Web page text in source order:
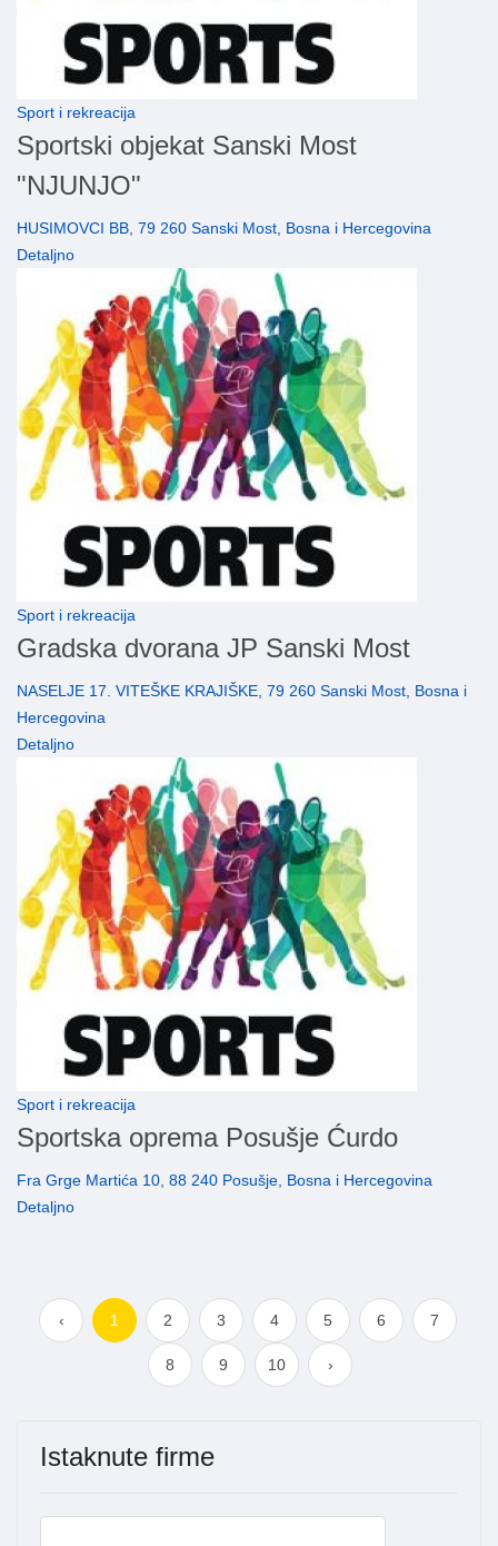
Sport i rekreacija
Sportski objekat Sanski Most
"NJUNJO"
HUSIMOVCI BB, 79 260 Sanski Most, Bosna i Hercegovina
Detaljno
Sport i rekreacija
Gradska dvorana JP Sanski Most
NASELJE 17. VITEŠKE KRAJIŠKE, 79 260 Sanski Most, Bosna i
Hercegovina
Detaljno
Sport i rekreacija
Sportska oprema Posušje Ćurdo
Fra Grge Martića 10, 88 240 Posušje, Bosna i Hercegovina
Detaljno
‹ 1 2 3 4 5 6 7
8 9 10 ›
Istaknute firme